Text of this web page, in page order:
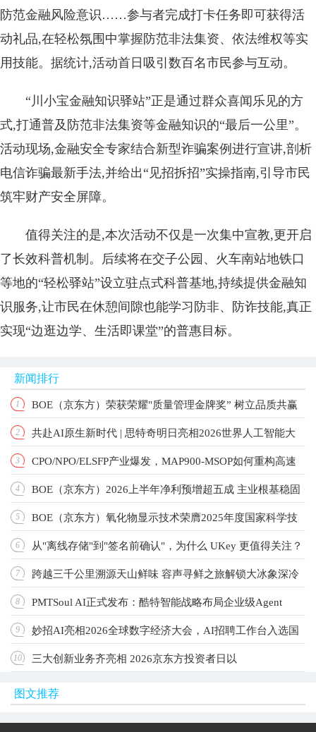
防范金融风险意识……参与者完成打卡任务即可获得活
动礼品,在轻松氛围中掌握防范非法集资、依法维权等实
用技能。据统计,活动首日吸引数百名市民参与互动。
“川小宝金融知识驿站”正是通过群众喜闻乐见的方
式,打通普及防范非法集资等金融知识的“最后一公里”。
活动现场,金融安全专家结合新型诈骗案例进行宣讲,剖析
电信诈骗最新手法,并给出“见招拆招”实操指南,引导市民
筑牢财产安全屏障。
值得关注的是,本次活动不仅是一次集中宣教,更开启
了长效科普机制。后续将在交子公园、火车南站地铁口
等地的“轻松驿站”设立驻点式科普基地,持续提供金融知
识服务,让市民在休憩间隙也能学习防非、防诈技能,真正
实现“边逛边学、生活即课堂”的普惠目标。
新闻排行
1 BOE（京东方）荣获荣耀"质量管理金牌奖” 树立品质共赢
产业新标杆
2 共赴AI原生新时代 | 思特奇明日亮相2026世界人工智能大
会！
3 CPO/NPO/ELSFP产业爆发，MAP900-MSOP如何重构高速
光测标准？
4 BOE（京东方）2026上半年净利预增超五成 主业根基稳固
增长动能强劲
5 BOE（京东方）氧化物显示技术荣膺2025年度国家科学技
术进步奖 以创新驱动引领显示技术新纪元
6 从"离线存储"到"签名前确认"，为什么 UKey 更值得关注？
7 跨越三千公里溯源天山鲜味 容声寻鲜之旅解锁大冰象深冷
锁鲜实力
8 PMTSoul AI正式发布：酷特智能战略布局企业级Agent
OS，让每家公司拥有自己的AI团队
9 妙招AI亮相2026全球数字经济大会，AI招聘工作台入选国
家级典型案例
10 三大创新业务齐亮相 2026京东方投资者日以
图文推荐